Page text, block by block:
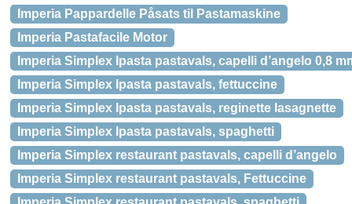
Imperia Pappardelle Påsats til Pastamaskine
Imperia Pastafacile Motor
Imperia Simplex Ipasta pastavals, capelli d’angelo 0,8
Imperia Simplex Ipasta pastavals, fettuccine
Imperia Simplex Ipasta pastavals, reginette lasagnette
Imperia Simplex Ipasta pastavals, spaghetti
Imperia Simplex restaurant pastavals, capelli d’angelo
Imperia Simplex restaurant pastavals, Fettuccine